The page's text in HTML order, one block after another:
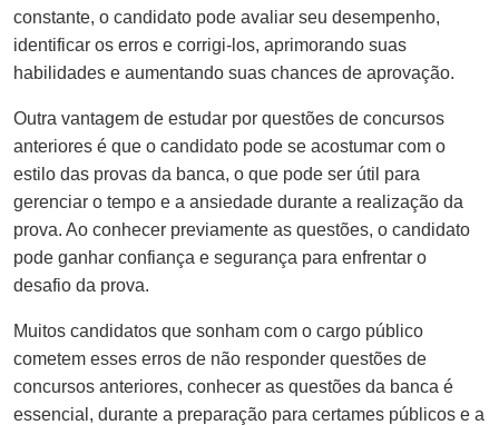
constante, o candidato pode avaliar seu desempenho,
identificar os erros e corrigi-los, aprimorando suas
habilidades e aumentando suas chances de aprovação.
Outra vantagem de estudar por questões de concursos
anteriores é que o candidato pode se acostumar com o
estilo das provas da banca, o que pode ser útil para
gerenciar o tempo e a ansiedade durante a realização da
prova. Ao conhecer previamente as questões, o candidato
pode ganhar confiança e segurança para enfrentar o
desafio da prova.
Muitos candidatos que sonham com o cargo público
cometem esses erros de não responder questões de
concursos anteriores, conhecer as questões da banca é
essencial, durante a preparação para certames públicos e a